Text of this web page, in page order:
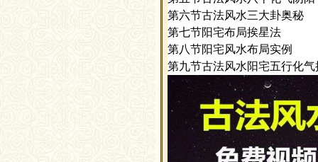
第六节古法风水三大卦奥秘
第七节阳宅布局挨星法
第八节阳宅风水布局实例
第九节古法风水阳宅五行化气